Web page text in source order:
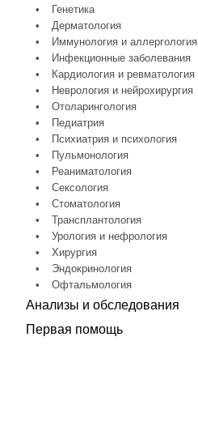
•
Генетика
•
Дерматология
•
Иммунология и аллергология
•
Инфекционные заболевания
•
Кардиология и ревматология
•
Неврология и нейрохирургия
•
Отоларингология
•
Педиатрия
•
Психиатрия и психология
•
Пульмонология
•
Реаниматология
•
Сексология
•
Стоматология
•
Трансплантология
•
Урология и нефрология
•
Хирургия
•
Эндокринология
•
Офтальмология
Анализы и обследования
Первая помощь